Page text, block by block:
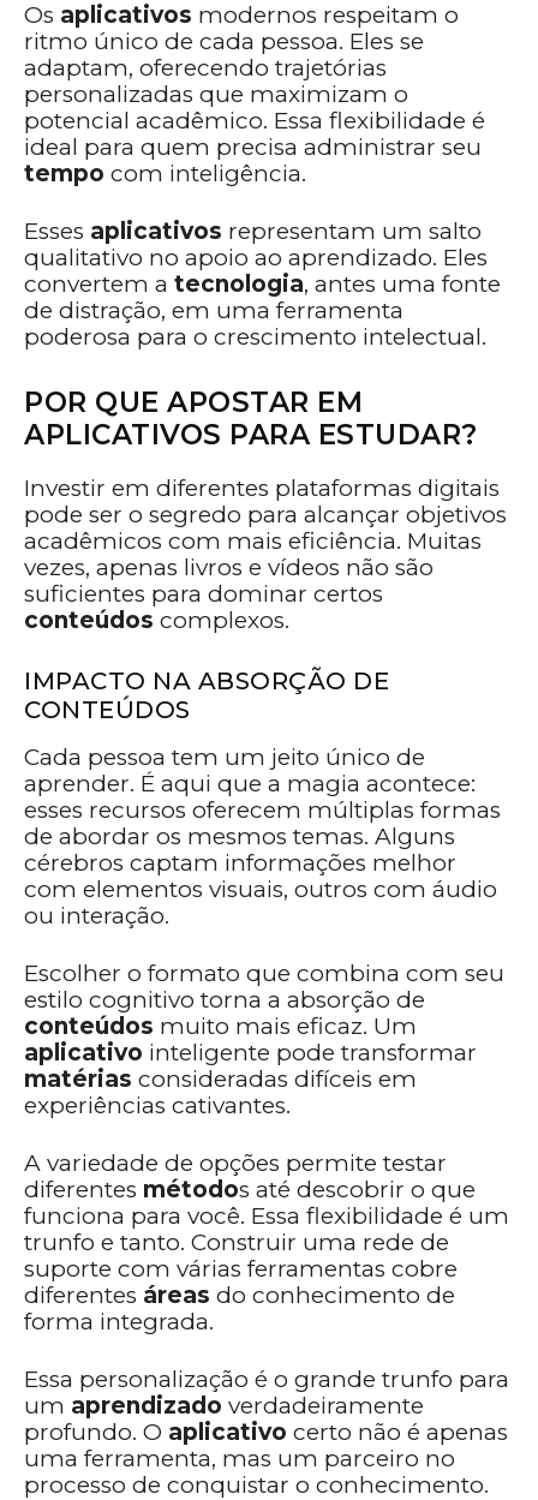
Os aplicativos modernos respeitam o
ritmo único de cada pessoa. Eles se
adaptam, oferecendo trajetórias
personalizadas que maximizam o
potencial acadêmico. Essa flexibilidade é
ideal para quem precisa administrar seu
tempo com inteligência.
Esses aplicativos representam um salto
qualitativo no apoio ao aprendizado. Eles
convertem a tecnologia, antes uma fonte
de distração, em uma ferramenta
poderosa para o crescimento intelectual.
POR QUE APOSTAR EM
APLICATIVOS PARA ESTUDAR?
Investir em diferentes plataformas digitais
pode ser o segredo para alcançar objetivos
acadêmicos com mais eficiência. Muitas
vezes, apenas livros e vídeos não são
suficientes para dominar certos
conteúdos complexos.
IMPACTO NA ABSORÇÃO DE
CONTEÚDOS
Cada pessoa tem um jeito único de
aprender. É aqui que a magia acontece:
esses recursos oferecem múltiplas formas
de abordar os mesmos temas. Alguns
cérebros captam informações melhor
com elementos visuais, outros com áudio
ou interação.
Escolher o formato que combina com seu
estilo cognitivo torna a absorção de
conteúdos muito mais eficaz. Um
aplicativo inteligente pode transformar
matérias consideradas difíceis em
experiências cativantes.
A variedade de opções permite testar
diferentes métodos até descobrir o que
funciona para você. Essa flexibilidade é um
trunfo e tanto. Construir uma rede de
suporte com várias ferramentas cobre
diferentes áreas do conhecimento de
forma integrada.
Essa personalização é o grande trunfo para
um aprendizado verdadeiramente
profundo. O aplicativo certo não é apenas
uma ferramenta, mas um parceiro no
processo de conquistar o conhecimento.